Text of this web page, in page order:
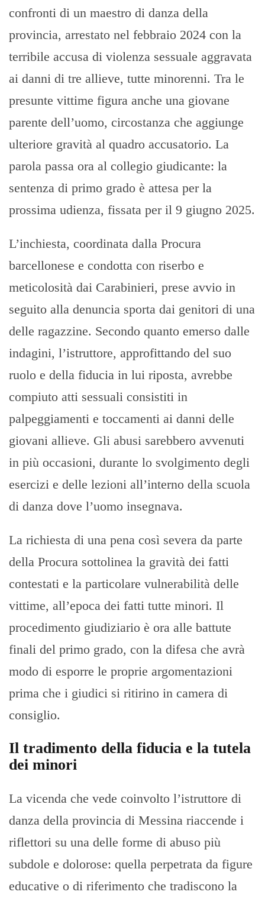
confronti di un maestro di danza della
provincia, arrestato nel febbraio 2024 con la
terribile accusa di violenza sessuale aggravata
ai danni di tre allieve, tutte minorenni. Tra le
presunte vittime figura anche una giovane
parente dell’uomo, circostanza che aggiunge
ulteriore gravità al quadro accusatorio. La
parola passa ora al collegio giudicante: la
sentenza di primo grado è attesa per la
prossima udienza, fissata per il 9 giugno 2025.
L’inchiesta, coordinata dalla Procura
barcellonese e condotta con riserbo e
meticolosità dai Carabinieri, prese avvio in
seguito alla denuncia sporta dai genitori di una
delle ragazzine. Secondo quanto emerso dalle
indagini, l’istruttore, approfittando del suo
ruolo e della fiducia in lui riposta, avrebbe
compiuto atti sessuali consistiti in
palpeggiamenti e toccamenti ai danni delle
giovani allieve. Gli abusi sarebbero avvenuti
in più occasioni, durante lo svolgimento degli
esercizi e delle lezioni all’interno della scuola
di danza dove l’uomo insegnava.
La richiesta di una pena così severa da parte
della Procura sottolinea la gravità dei fatti
contestati e la particolare vulnerabilità delle
vittime, all’epoca dei fatti tutte minori. Il
procedimento giudiziario è ora alle battute
finali del primo grado, con la difesa che avrà
modo di esporre le proprie argomentazioni
prima che i giudici si ritirino in camera di
consiglio.
Il tradimento della fiducia e la tutela
dei minori
La vicenda che vede coinvolto l’istruttore di
danza della provincia di Messina riaccende i
riflettori su una delle forme di abuso più
subdole e dolorose: quella perpetrata da figure
educative o di riferimento che tradiscono la